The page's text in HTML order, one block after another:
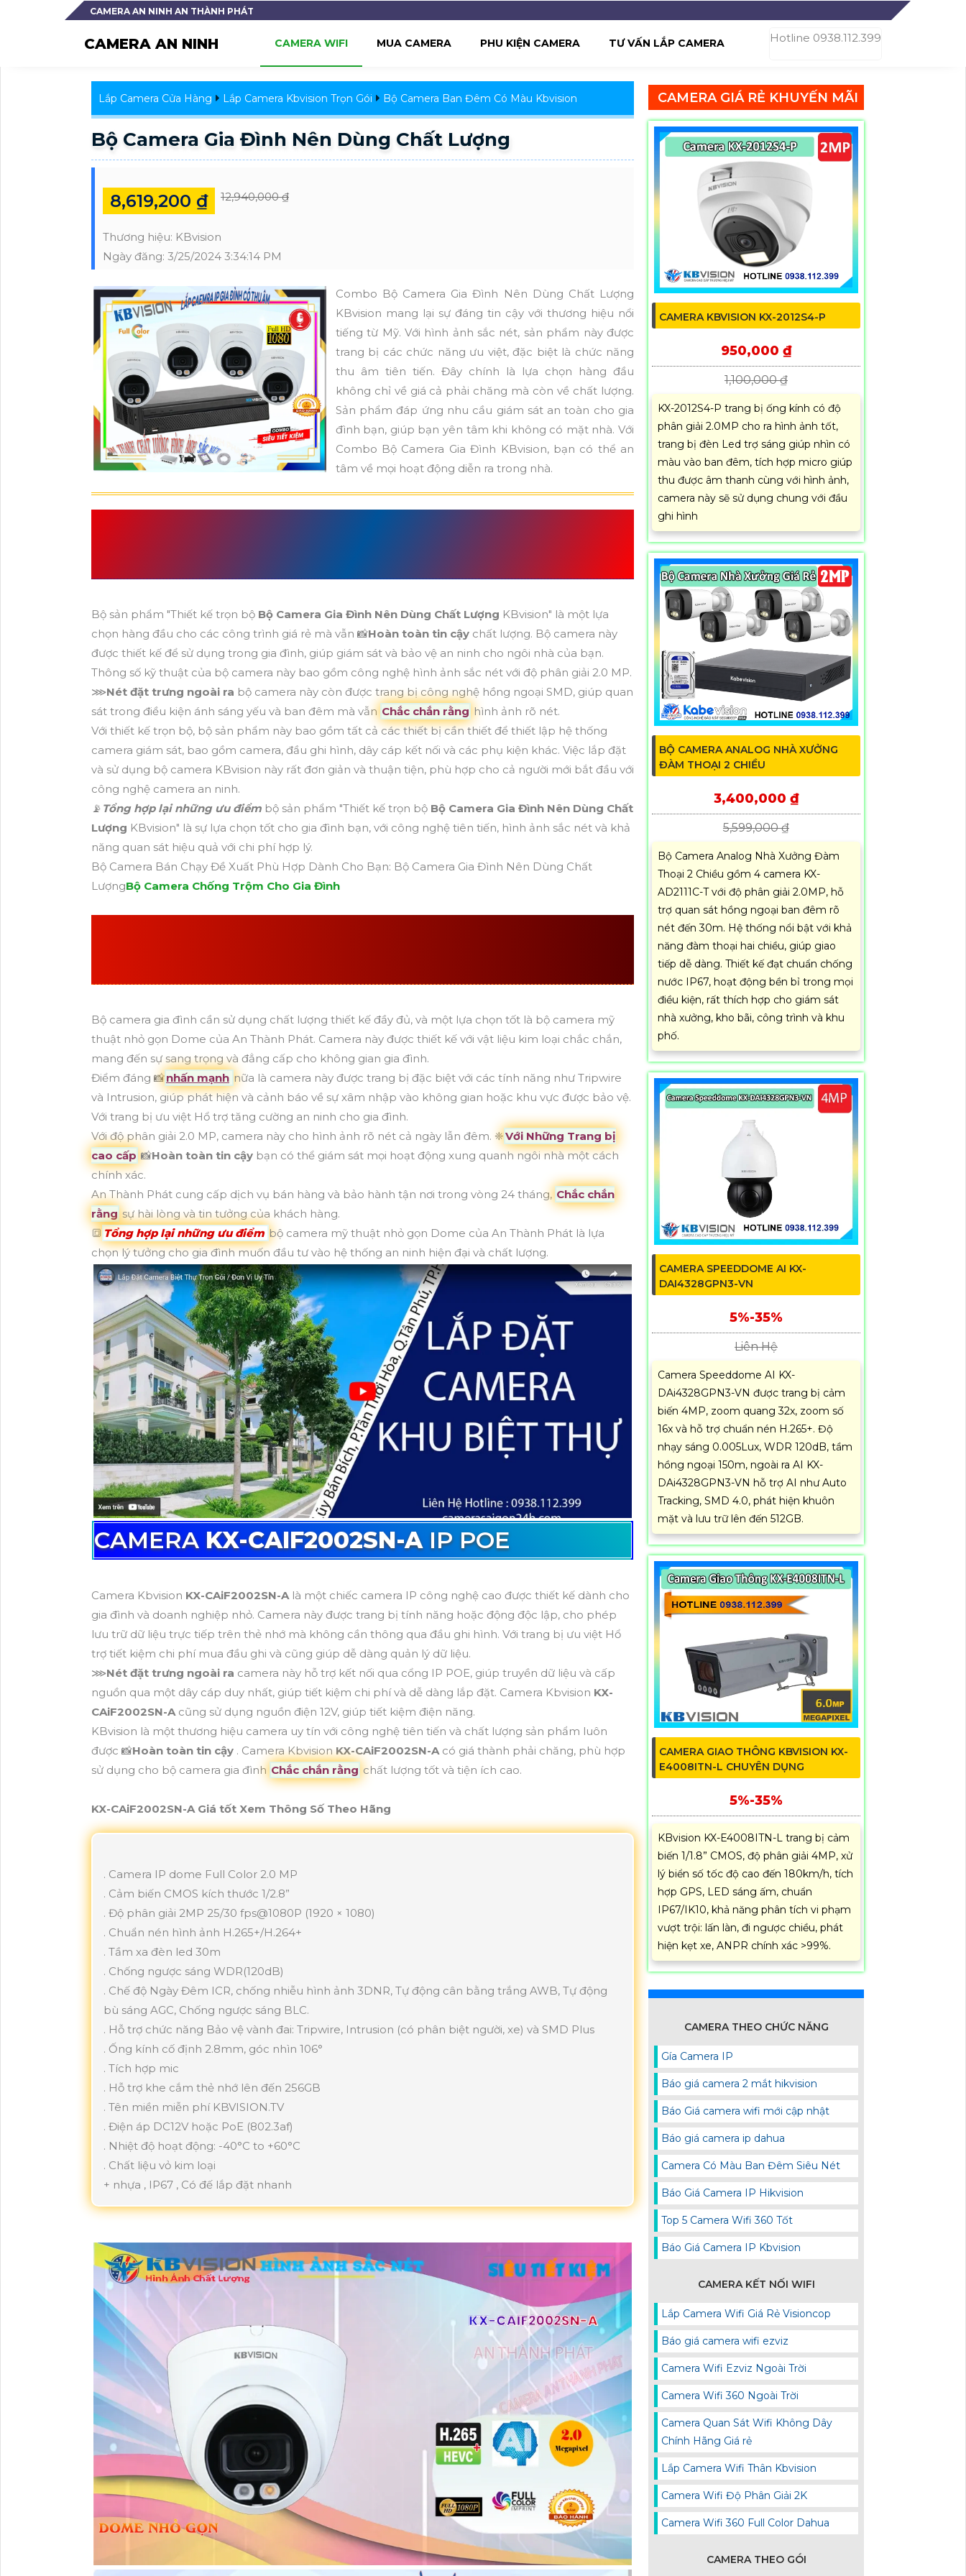
CAMERA AN NINH AN THÀNH PHÁT
CAMERA AN NINH Hotline 0938.112.399
CAMERA WIFI MUA CAMERA PHU KIỆN CAMERA TƯ VẤN LẮP CAMERA
Lắp Camera Cửa Hàng Lắp Camera Kbvision Trọn Gói Bộ Camera Ban Đêm Có Màu Kbvision
Bộ Camera Gia Đình Nên Dùng Chất Lượng
8,619,200 ₫ 12,940,000 ₫
Thương hiệu: KBvision
Ngày đăng: 3/25/2024 3:34:14 PM
Combo Bộ Camera Gia Đình Nên Dùng Chất Lượng
KBvision mang lại sự đáng tin cậy với thương hiệu nổi
tiếng từ Mỹ. Với hình ảnh sắc nét, sản phẩm này được
trang bị các chức năng ưu việt, đặc biệt là chức năng
thu âm tiên tiến. Đây chính là lựa chọn hàng đầu
không chỉ về giá cả phải chăng mà còn về chất lượng.
Sản phẩm đáp ứng nhu cầu giám sát an toàn cho gia
đình bạn, giúp bạn yên tâm khi không có mặt nhà. Với
Combo Bộ Camera Gia Đình KBvision, bạn có thể an
tâm về mọi hoạt động diễn ra trong nhà.
Bộ sản phẩm "Thiết kế trọn bộ Bộ Camera Gia Đình Nên Dùng Chất Lượng KBvision" là một lựa
chọn hàng đầu cho các công trình giá rẻ mà vẫn 📸Hoàn toàn tin cậy chất lượng. Bộ camera này
được thiết kế để sử dụng trong gia đình, giúp giám sát và bảo vệ an ninh cho ngôi nhà của bạn.
Thông số kỹ thuật của bộ camera này bao gồm công nghệ hình ảnh sắc nét với độ phân giải 2.0 MP.
⋙Nét đặt trưng ngoài ra bộ camera này còn được trang bị công nghệ hồng ngoại SMD, giúp quan
sát trong điều kiện ánh sáng yếu và ban đêm mà vẫn Chắc chắn rằng hình ảnh rõ nét.
Với thiết kế trọn bộ, bộ sản phẩm này bao gồm tất cả các thiết bị cần thiết để thiết lập hệ thống
camera giám sát, bao gồm camera, đầu ghi hình, dây cáp kết nối và các phụ kiện khác. Việc lắp đặt
và sử dụng bộ camera KBvision này rất đơn giản và thuận tiện, phù hợp cho cả người mới bắt đầu với
công nghệ camera an ninh.
📡 Tổng hợp lại những ưu điểm bộ sản phẩm "Thiết kế trọn bộ Bộ Camera Gia Đình Nên Dùng Chất
Lượng KBvision" là sự lựa chọn tốt cho gia đình bạn, với công nghệ tiên tiến, hình ảnh sắc nét và khả
năng quan sát hiệu quả với chi phí hợp lý.
Bộ Camera Bán Chạy Đề Xuất Phù Hợp Dành Cho Bạn: Bộ Camera Gia Đình Nên Dùng Chất
LượngBộ Camera Chống Trộm Cho Gia Đình
Bộ camera gia đình cần sử dụng chất lượng thiết kế đầy đủ, và một lựa chọn tốt là bộ camera mỹ
thuật nhỏ gọn Dome của An Thành Phát. Camera này được thiết kế với vật liệu kim loại chắc chắn,
mang đến sự sang trọng và đẳng cấp cho không gian gia đình.
Điểm đáng 📸nhấn mạnh nữa là camera này được trang bị đặc biệt với các tính năng như Tripwire
và Intrusion, giúp phát hiện và cảnh báo về sự xâm nhập vào không gian hoặc khu vực được bảo vệ.
Với trang bị ưu việt Hổ trợ tăng cường an ninh cho gia đình.
Với độ phân giải 2.0 MP, camera này cho hình ảnh rõ nét cả ngày lẫn đêm. ❈Với Những Trang bị
cao cấp 📸Hoàn toàn tin cậy bạn có thể giám sát mọi hoạt động xung quanh ngôi nhà một cách
chính xác.
An Thành Phát cung cấp dịch vụ bán hàng và bảo hành tận nơi trong vòng 24 tháng, Chắc chắn
rằngsự hài lòng và tin tưởng của khách hàng.
🔳Tổng hợp lại những ưu điểm bộ camera mỹ thuật nhỏ gọn Dome của An Thành Phát là lựa
chọn lý tưởng cho gia đình muốn đầu tư vào hệ thống an ninh hiện đại và chất lượng.
CAMERA KX-CAIF2002SN-AIP POE
Camera Kbvision KX-CAiF2002SN-A là một chiếc camera IP công nghệ cao được thiết kế dành cho
gia đình và doanh nghiệp nhỏ. Camera này được trang bị tính năng hoặc động độc lập, cho phép
lưu trữ dữ liệu trực tiếp trên thẻ nhớ mà không cần thông qua đầu ghi hình. Với trang bị ưu việt Hổ
trợ tiết kiệm chi phí mua đầu ghi và cũng giúp dễ dàng quản lý dữ liệu.
⋙Nét đặt trưng ngoài ra camera này hỗ trợ kết nối qua cổng IP POE, giúp truyền dữ liệu và cấp
nguồn qua một dây cáp duy nhất, giúp tiết kiệm chi phí và dễ dàng lắp đặt. Camera Kbvision KX-
CAiF2002SN-A cũng sử dụng nguồn điện 12V, giúp tiết kiệm điện năng.
KBvision là một thương hiệu camera uy tín với công nghệ tiên tiến và chất lượng sản phẩm luôn
được 📸Hoàn toàn tin cậy . Camera KbvisionKX-CAiF2002SN-A có giá thành phải chăng, phù hợp
sử dụng cho bộ camera gia đình Chắc chắn rằng chất lượng tốt và tiện ích cao.
KX-CAiF2002SN-A Giá tốt Xem Thông Số Theo Hãng
. Camera IP dome Full Color 2.0 MP
. Cảm biến CMOS kích thước 1/2.8”
. Độ phân giải 2MP 25/30 fps@1080P (1920 × 1080)
. Chuẩn nén hình ảnh H.265+/H.264+
. Tầm xa đèn led 30m
. Chống ngược sáng WDR(120dB)
. Chế độ Ngày Đêm ICR, chống nhiễu hình ảnh 3DNR, Tự động cân bằng trắng AWB, Tự động
bù sáng AGC, Chống ngược sáng BLC.
. Hỗ trợ chức năng Bảo vệ vành đai: Tripwire, Intrusion (có phân biệt người, xe) và SMD Plus
. Ống kính cố định 2.8mm, góc nhìn 106°
. Tích hợp mic
. Hỗ trợ khe cắm thẻ nhớ lên đến 256GB
. Tên miền miễn phí KBVISION.TV
. Điện áp DC12V hoặc PoE (802.3af)
. Nhiệt độ hoạt động: -40°C to +60°C
. Chất liệu vỏ kim loại
+ nhựa , IP67 , Có đế lắp đặt nhanh
CAMERA GIÁ RẺ KHUYẾN MÃI
CAMERA KBVISION KX-2012S4-P
950,000 ₫
1,100,000 ₫
KX-2012S4-P trang bị ống kính có độ
phân giải 2.0MP cho ra hình ảnh tốt,
trang bị đèn Led trợ sáng giúp nhìn có
màu vào ban đêm, tích hợp micro giúp
thu được âm thanh cùng với hình ảnh,
camera này sẽ sử dụng chung với đầu
ghi hình
BỘ CAMERA ANALOG NHÀ XƯỞNG
ĐÀM THOẠI 2 CHIỀU
3,400,000 ₫
5,599,000 ₫
Bộ Camera Analog Nhà Xưởng Đàm
Thoại 2 Chiều gồm 4 camera KX-
AD2111C-T với độ phân giải 2.0MP, hỗ
trợ quan sát hồng ngoại ban đêm rõ
nét đến 30m. Hệ thống nổi bật với khả
năng đàm thoại hai chiều, giúp giao
tiếp dễ dàng. Thiết kế đạt chuẩn chống
nước IP67, hoạt động bền bỉ trong mọi
điều kiện, rất thích hợp cho giám sát
nhà xưởng, kho bãi, công trình và khu
phố.
CAMERA SPEEDDOME AI KX-
DAI4328GPN3-VN
5%-35%
Liên Hệ
Camera Speeddome AI KX-
DAi4328GPN3-VN được trang bị cảm
biến 4MP, zoom quang 32x, zoom số
16x và hỗ trợ chuẩn nén H.265+. Độ
nhạy sáng 0.005Lux, WDR 120dB, tầm
hồng ngoại 150m, ngoài ra AI KX-
DAi4328GPN3-VN hỗ trợ AI như Auto
Tracking, SMD 4.0, phát hiện khuôn
mặt và lưu trữ lên đến 512GB.
CAMERA GIAO THÔNG KBVISION KX-
E4008ITN-L CHUYÊN DỤNG
5%-35%
KBvision KX-E4008ITN-L trang bị cảm
biến 1/1.8” CMOS, độ phân giải 4MP, xử
lý biển số tốc độ cao đến 180km/h, tích
hợp GPS, LED sáng ấm, chuẩn
IP67/IK10, khả năng phân tích vi phạm
vượt trội: lấn làn, đi ngược chiều, phát
hiện kẹt xe, ANPR chính xác >99%.
CAMERA THEO CHỨC NĂNG
Gía Camera IP
Báo giá camera 2 mắt hikvision
Báo Giá camera wifi mới cập nhật
Báo giá camera ip dahua
Camera Có Màu Ban Đêm Siêu Nét
Báo Giá Camera IP Hikvision
Top 5 Camera Wifi 360 Tốt
Báo Giá Camera IP Kbvision
CAMERA KẾT NỐI WIFI
Lắp Camera Wifi Giá Rẻ Visioncop
Báo giá camera wifi ezviz
Camera Wifi Ezviz Ngoài Trời
Camera Wifi 360 Ngoài Trời
Camera Quan Sát Wifi Không Dây
Chính Hãng Giá rẻ
Lắp Camera Wifi Thân Kbvision
Camera Wifi Độ Phân Giải 2K
Camera Wifi 360 Full Color Dahua
CAMERA THEO GÓI